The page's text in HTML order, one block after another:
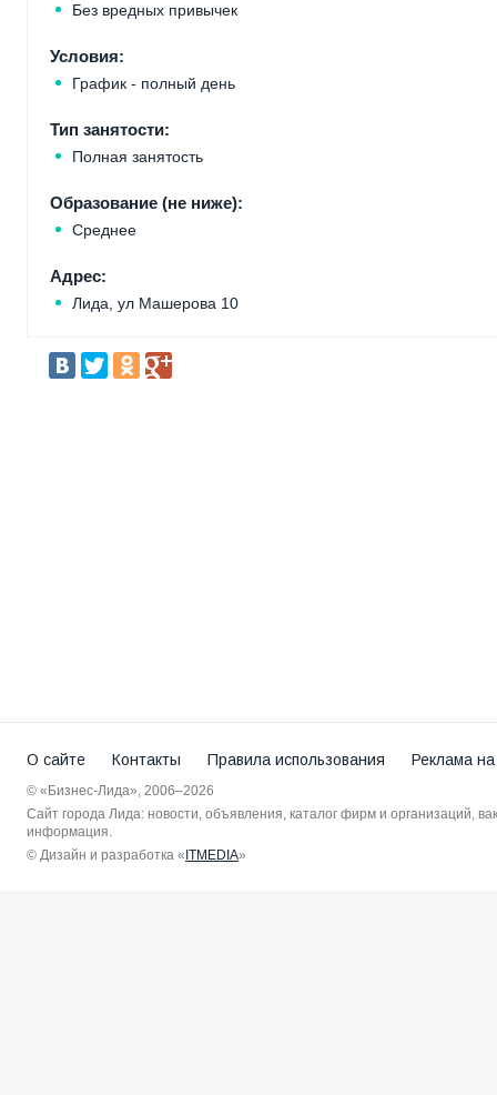
Без вредных привычек
Условия:
График - полный день
Тип занятости:
Полная занятость
Образование (не ниже):
Среднее
Адрес:
Лида, ул Машерова 10
О сайте Контакты Правила использования Реклама
© «Бизнес-Лида», 2006–2026
Сайт города Лида: новости, объявления, каталог фирм и организаций,
информация.
© Дизайн и разработка « ITMEDIA»